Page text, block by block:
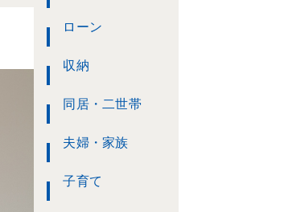
ローン
収納
同居・二世帯
夫婦・家族
子育て